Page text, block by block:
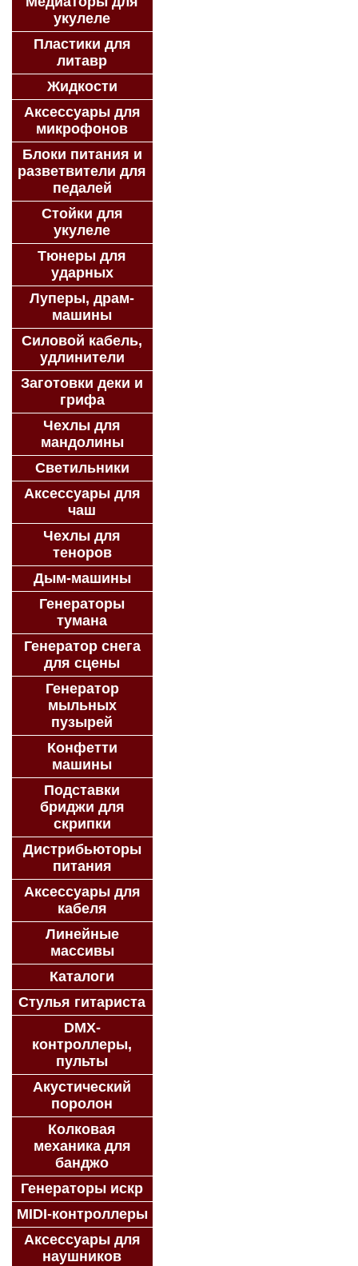
укулеле
Пластики для
литавр
Жидкости
Аксессуары для
микрофонов
Блоки питания и
разветвители для
педалей
Стойки для
укулеле
Тюнеры для
ударных
Луперы, драм-
машины
Силовой кабель,
удлинители
Заготовки деки и
грифа
Чехлы для
мандолины
Светильники
Аксессуары для
чаш
Чехлы для
теноров
Дым-машины
Генераторы
тумана
Генератор снега
для сцены
Генератор
мыльных
пузырей
Конфетти
машины
Подставки
бриджи для
скрипки
Дистрибьюторы
питания
Аксессуары для
кабеля
Линейные
массивы
Каталоги
Стулья гитариста
DMX-
контроллеры,
пульты
Акустический
поролон
Колковая
механика для
банджо
Генераторы искр
MIDI-контроллеры
Аксессуары для
наушников